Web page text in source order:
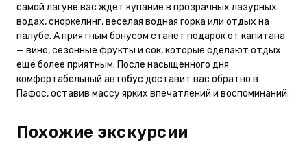
самой лагуне вас ждёт купание в прозрачных лазурных
водах, сноркелинг, веселая водная горка или отдых на
палубе. А приятным бонусом станет подарок от капитана
— вино, сезонные фрукты и сок, которые сделают отдых
ещё более приятным. После насыщенного дня
комфортабельный автобус доставит вас обратно в
Пафос, оставив массу ярких впечатлений и воспоминаний.
Похожие экскурсии